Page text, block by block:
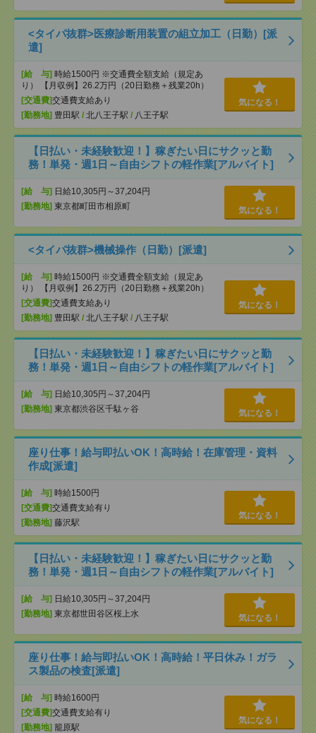
<タイパ抜群>医療診断用装置の組立加工（日勤）[派
遣]
[給 与] 時給1500円 ※交通費全額支給（規定あ
り） 【月収例】26.2万円（20日勤務＋残業20h）
[交通費]交通費支給あり
[勤務地] 豊田駅 / 北八王子駅 / 八王子駅
気になる！
【日払い・未経験歓迎！】稼ぎたい日にサクッと勤
務！単発・週1日～自由シフトの軽作業[アルバイト]
[給 与] 日給10,305円～37,204円
[勤務地] 東京都町田市相原町 気になる！
<タイパ抜群>機械操作（日勤）[派遣]
[給 与] 時給1500円 ※交通費全額支給（規定あ
り） 【月収例】26.2万円（20日勤務＋残業20h）
[交通費]交通費支給あり
[勤務地] 豊田駅 / 北八王子駅 / 八王子駅
気になる！
【日払い・未経験歓迎！】稼ぎたい日にサクッと勤
務！単発・週1日～自由シフトの軽作業[アルバイト]
[給 与] 日給10,305円～37,204円
[勤務地] 東京都渋谷区千駄ヶ谷 気になる！
座り仕事！給与即払いOK！高時給！在庫管理・資料
作成[派遣]
[給 与] 時給1500円
[交通費]交通費支給有り
[勤務地] 藤沢駅
気になる！
【日払い・未経験歓迎！】稼ぎたい日にサクッと勤
務！単発・週1日～自由シフトの軽作業[アルバイト]
[給 与] 日給10,305円～37,204円
[勤務地] 東京都世田谷区桜上水 気になる！
座り仕事！給与即払いOK！高時給！平日休み！ガラ
ス製品の検査[派遣]
[給 与] 時給1600円
[交通費]交通費支給有り
[勤務地] 籠原駅
気になる！